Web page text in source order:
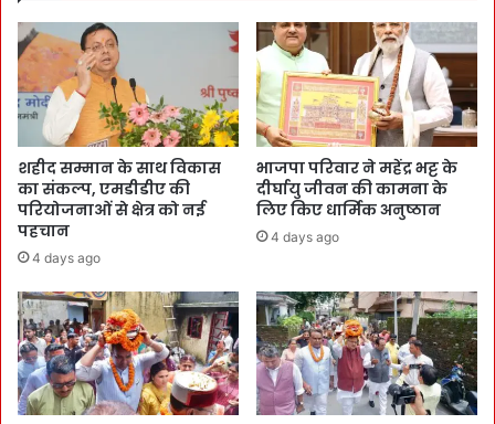
शहीद सम्मान के साथ विकास
का संकल्प, एमडीडीए की
परियोजनाओं से क्षेत्र को नई
पहचान
4 days ago
भाजपा परिवार ने महेंद्र भट्ट के
दीर्घायु जीवन की कामना के
लिए किए धार्मिक अनुष्ठान
4 days ago